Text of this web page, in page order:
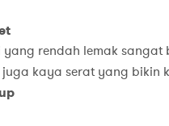
yang rendah lemak
juga kaya serat yang bikin